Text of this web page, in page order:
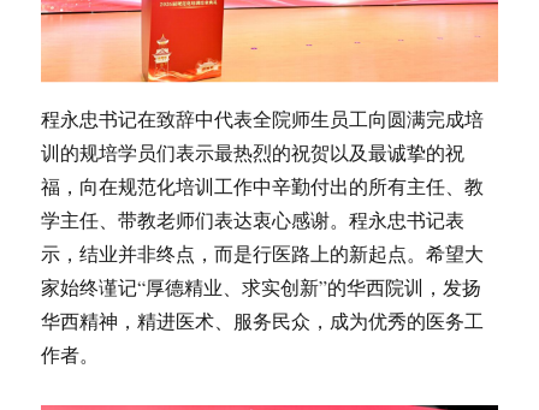
程永忠书记在致辞中代表全院师生员工向圆满完成培
训的规培学员们表示最热烈的祝贺以及最诚挚的祝
福，向在规范化培训工作中辛勤付出的所有主任、教
学主任、带教老师们表达衷心感谢。程永忠书记表
示，结业并非终点，而是行医路上的新起点。希望大
家始终谨记“厚德精业、求实创新”的华西院训，发扬
华西精神，精进医术、服务民众，成为优秀的医务工
作者。